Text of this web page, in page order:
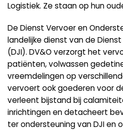
Logistiek. Ze staan op hun
De Dienst Vervoer en
landelijke dienst van de
(DJI). DV&O verzorgt het
patiënten, volwassen
vreemdelingen op
vervoert ook goederen voor
verleent bijstand bij
inrichtingen en detacheert
ter ondersteuning van DJI en